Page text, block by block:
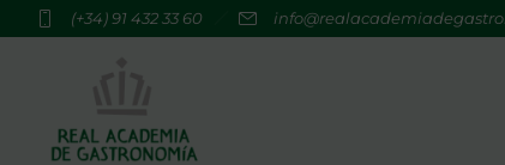
(+34) 91 432 33 60